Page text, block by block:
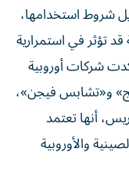
شروط استخدامها،
تؤثر في استمرارية
شركات أوروبية
و«تشابس فيجن»،
أنها تعتمد
والأوروبية